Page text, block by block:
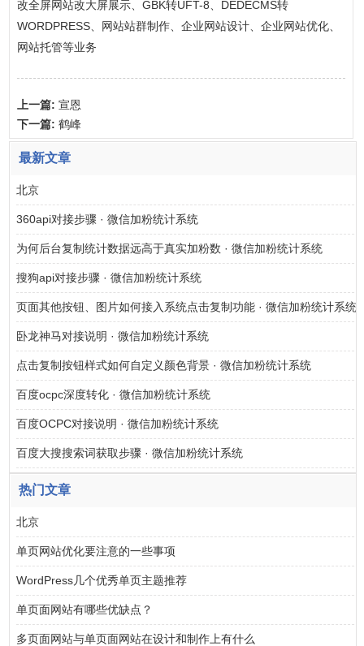
改全屏网站改大屏展示、GBK转UFT-8、DEDECMS转
WORDPRESS、网站站群制作、企业网站设计、企业网站优化、
网站托管等业务
上一篇: 宣恩
下一篇: 鹤峰
最新文章
北京
360api对接步骤 · 微信加粉统计系统
为何后台复制统计数据远高于真实加粉数 · 微信加粉统计系统
搜狗api对接步骤 · 微信加粉统计系统
页面其他按钮、图片如何接入系统点击复制功能 · 微信加粉统计系统
卧龙神马对接说明 · 微信加粉统计系统
点击复制按钮样式如何自定义颜色背景 · 微信加粉统计系统
百度ocpc深度转化 · 微信加粉统计系统
百度OCPC对接说明 · 微信加粉统计系统
百度大搜搜索词获取步骤 · 微信加粉统计系统
热门文章
北京
单页网站优化要注意的一些事项
WordPress几个优秀单页主题推荐
单页面网站有哪些优缺点？
多页面网站与单页面网站在设计和制作上有什么